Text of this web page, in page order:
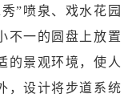
”喷泉、戏水花园
不一的圆盘上放置
的景观环境，使人
，设计将步道系统